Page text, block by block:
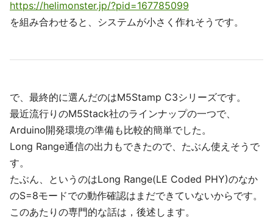
https://helimonster.jp/?pid=167785099
を組み合わせると、システムが小さく作れそうです。
で、最終的に選んだのはM5Stamp C3シリーズです。
最近流行りのM5Stack社のラインナップの一つで、
Arduino開発環境の準備も比較的簡単でした。
Long Range通信の出力もできたので、たぶん使えそうで
す。
たぶん、というのはLong Range(LE Coded PHY)のなか
のS=8モードでの動作確認はまだできていないからです。
このあたりの専門的な話は，後述します。